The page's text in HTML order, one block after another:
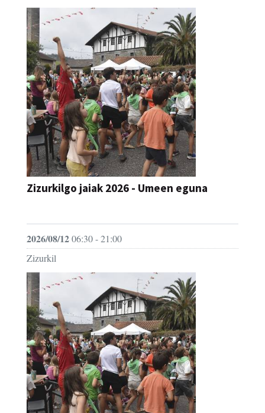
Zizurkilgo jaiak 2026 - Umeen eguna
2026/08/1206:30 - 21:00
Zizurkil